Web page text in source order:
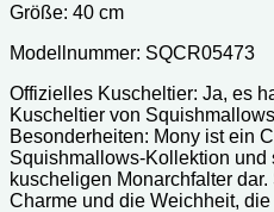
Größe: 40 cm
Modellnummer: SQCR05473
Offizielles Kuscheltier: Ja, es
Kuscheltier von
Besonderheiten: Mony ist ein
Squishmallows-Kollektion und
kuscheligen Monarchfalter
Charme und die Weichheit,